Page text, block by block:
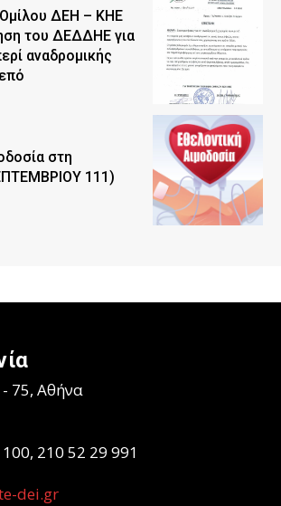
ΔΕΗ – ΚΗΕ
του ΔΕΔΔΗΕ για
αναδρομικής
στη
111)
75, Αθήνα
210 52 29 991
dei.gr